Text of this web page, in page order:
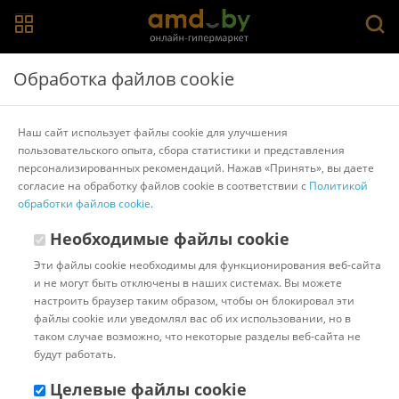
Главная > Каталог товаров Вакуумные и термоупаковщики
Сортировать: Популярные
Код:1027960 В наличии
упаковщик Kitfort KT-1533
Доставка в г.Минск 10 августа
с 18:00 до 22:00.Стоимость:
10.00 ƃ
Обработка файлов cookie
Наш сайт использует файлы cookie для улучшения
пользовательского опыта, сбора статистики и представления
персонализированных рекомендаций. Нажав «Принять», вы даете
согласие на обработку файлов cookie в соответствии с Политикой
обработки файлов cookie.
Необходимые файлы cookie
Эти файлы cookie необходимы для функционирования веб-сайта
и не могут быть отключены в наших системах. Вы можете
настроить браузер таким образом, чтобы он блокировал эти
файлы cookie или уведомлял вас об их использовании, но в
таком случае возможно, что некоторые разделы веб-сайта не
будут работать.
Целевые файлы cookie